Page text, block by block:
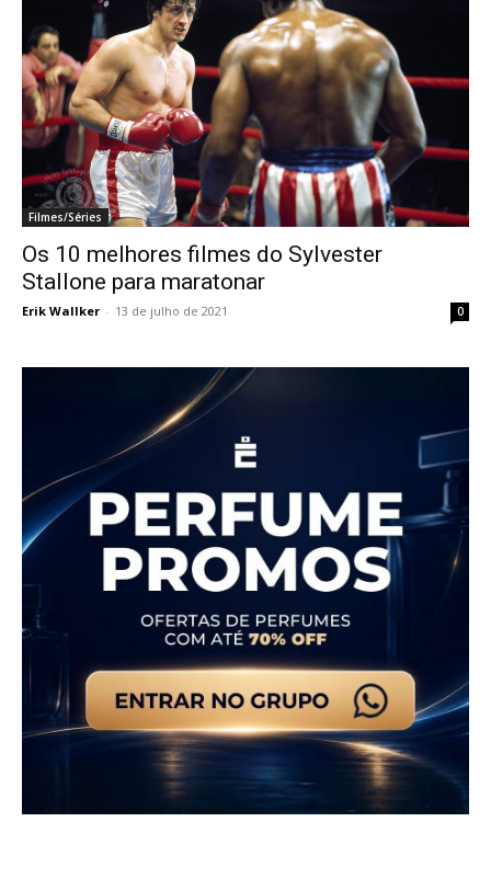
Filmes/Séries
Os 10 melhores filmes do Sylvester
Stallone para maratonar
Erik Wallker - 13 de julho de 2021 0